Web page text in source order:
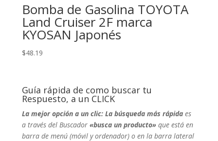
Bomba de Gasolina TOYOTA
Land Cruiser 2F marca
KYOSAN Japonés
$48.19
Guía rápida de como buscar tu
Respuesto, a un CLICK
La mejor opción a un clic: La búsqueda más rápida es
a través del Buscador«busca un producto»que está en
barra de menú (móvil y ordenador) o en la barra lateral